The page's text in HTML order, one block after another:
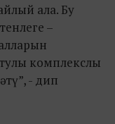
ала. Бу
–
комплекслы
- дип